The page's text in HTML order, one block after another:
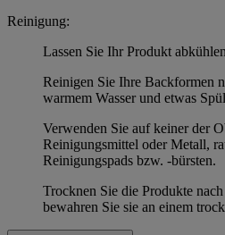
Reinigung:
Lassen Sie Ihr Produkt
Reinigen Sie Ihre Backformen
warmem Wasser und etwas
Verwenden Sie auf keiner der
Reinigungsmittel oder Metall,
Reinigungspads bzw. -bürsten.
Trocknen Sie die Produkte
bewahren Sie sie an einem